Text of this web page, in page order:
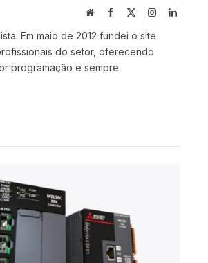
Site Facebook InstagramLinkedIn
Em maio de 2012 fundei o site
do setor, oferecendo
programação e sempre